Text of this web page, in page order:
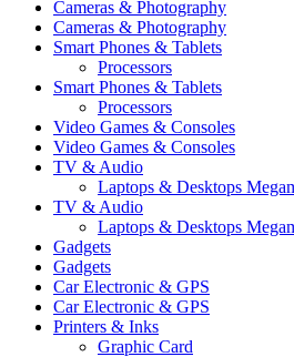
Cameras & Photography
Cameras & Photography
Smart Phones & Tablets
Processors
Smart Phones & Tablets
Processors
Video Games & Consoles
Video Games & Consoles
TV & Audio
Laptops & Desktops
TV & Audio
Laptops & Desktops
Gadgets
Gadgets
Car Electronic & GPS
Car Electronic & GPS
Printers & Inks
Graphic Card